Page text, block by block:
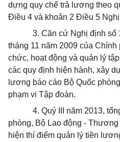
dựng quy chế trả lương theo
Điều 4 và khoản 2 Điều 5 Nghị
3. Căn cứ Nghị định số
tháng 11 năm 2009 của
chức, hoạt động và quản lý
các quy định hiện hành, xây
lương báo cáo Bộ Quốc
phạm vi Tập đoàn.
4. Quý III năm 2013,
phòng, Bộ Lao động -
hiện thí điểm quản lý tiền